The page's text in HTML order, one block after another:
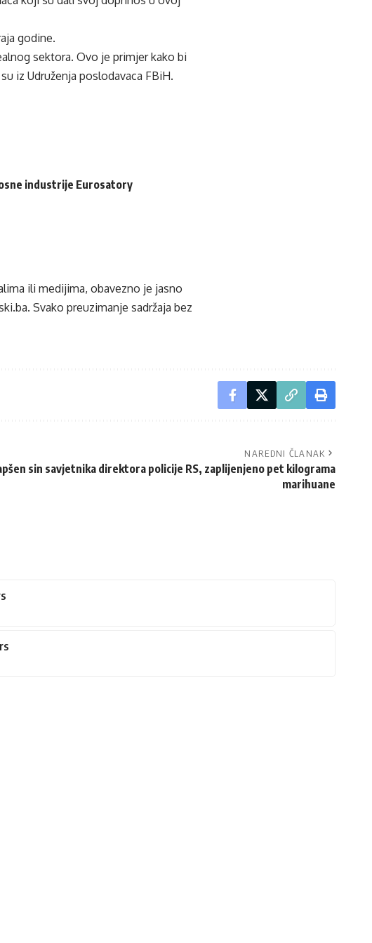
godine.
sektora. Ovo je primjer kako bi
iz Udruženja poslodavaca FBiH.
industrije Eurosatory
ili medijima, obavezno je jasno
. Svako preuzimanje sadržaja bez
NAREDNI ČLANAK
sin savjetnika direktora policije RS, zaplijenjeno pet kilograma
marihuane